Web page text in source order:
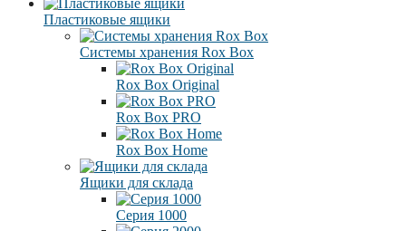
Пластиковые ящики
Системы хранения Rox Box
Rox Box Original
Rox Box PRO
Rox Box Home
Ящики для склада
Серия 1000